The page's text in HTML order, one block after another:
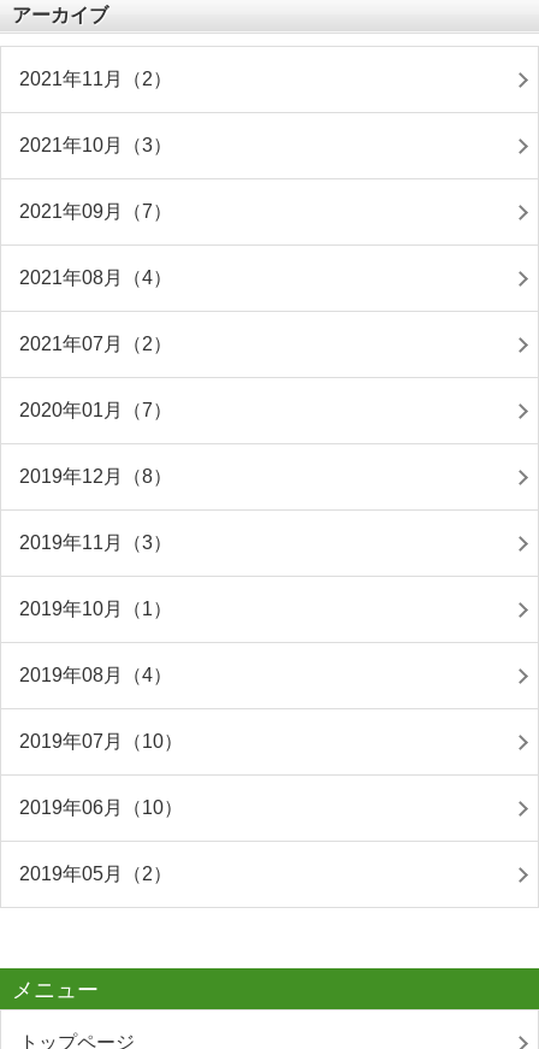
アーカイブ
2021年11月（2）
2021年10月（3）
2021年09月（7）
2021年08月（4）
2021年07月（2）
2020年01月（7）
2019年12月（8）
2019年11月（3）
2019年10月（1）
2019年08月（4）
2019年07月（10）
2019年06月（10）
2019年05月（2）
メニュー
トップページ